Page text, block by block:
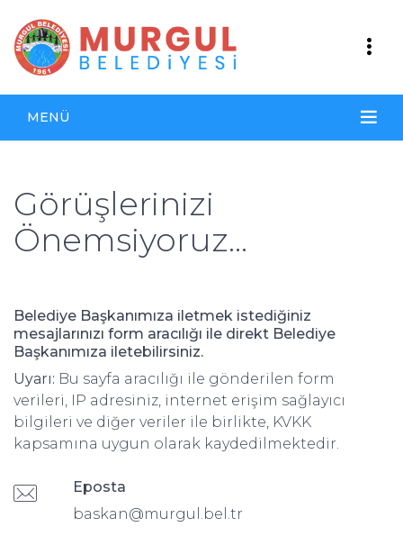
MENÜ
Görüşlerinizi
Önemsiyoruz...
Belediye Başkanımıza iletmek istediğiniz
mesajlarınızı form aracılığı ile direkt Belediye
Başkanımıza iletebilirsiniz.
Uyarı: Bu sayfa aracılığı ile gönderilen form
verileri, IP adresiniz, internet erişim sağlayıcı
bilgileri ve diğer veriler ile birlikte, KVKK
kapsamına uygun olarak kaydedilmektedir.
Eposta
baskan@murgul.bel.tr